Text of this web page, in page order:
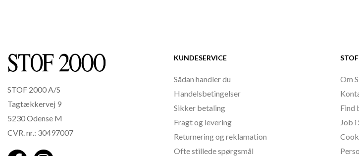
STOF 2000 A/S
Tagtækkervej 9
5230 Odense M
CVR. nr.: 30497007
KUNDESERVICE
Sådan handler du
Handelsbetingelser
Sikker betaling
Fragt og levering
Returnering og reklamation
Ofte stillede spørgsmål
Om
Find
Job i